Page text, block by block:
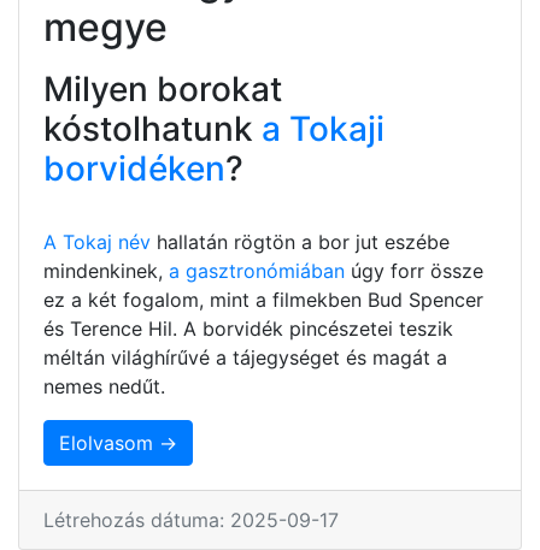
megye
Milyen borokat
kóstolhatunk a Tokaji
borvidéken?
A Tokaj név hallatán rögtön a bor jut eszébe
mindenkinek, a gasztronómiában úgy forr össze
ez a két fogalom, mint a filmekben Bud Spencer
és Terence Hil. A borvidék pincészetei teszik
méltán világhírűvé a tájegységet és magát a
nemes nedűt.
Elolvasom →
Létrehozás dátuma: 2025-09-17